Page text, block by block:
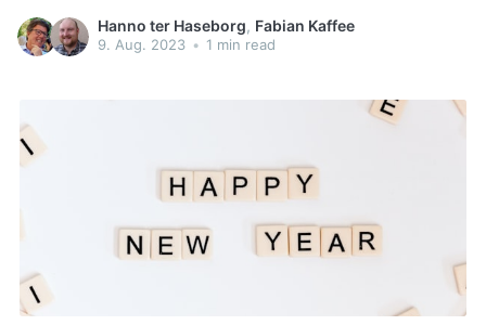
während der unterrichtsfreien Zeit die Plattform durch
ein weiteres Feature ausgebaut. Das Spaltenboard ist
Rückmeldungen
Hanno ter Haseborg, Fabian Kaffee
9. Aug. 2023 • 1 min read